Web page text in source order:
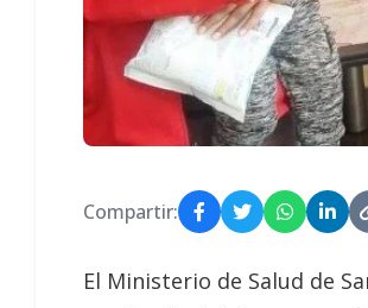
Compartir:
El Ministerio de Salud de